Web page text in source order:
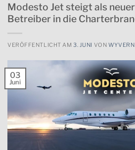
Modesto Jet steigt als
Betreiber in die
VERÖFFENTLICHT AM3. JUNI VON WYVERN
03
Juni